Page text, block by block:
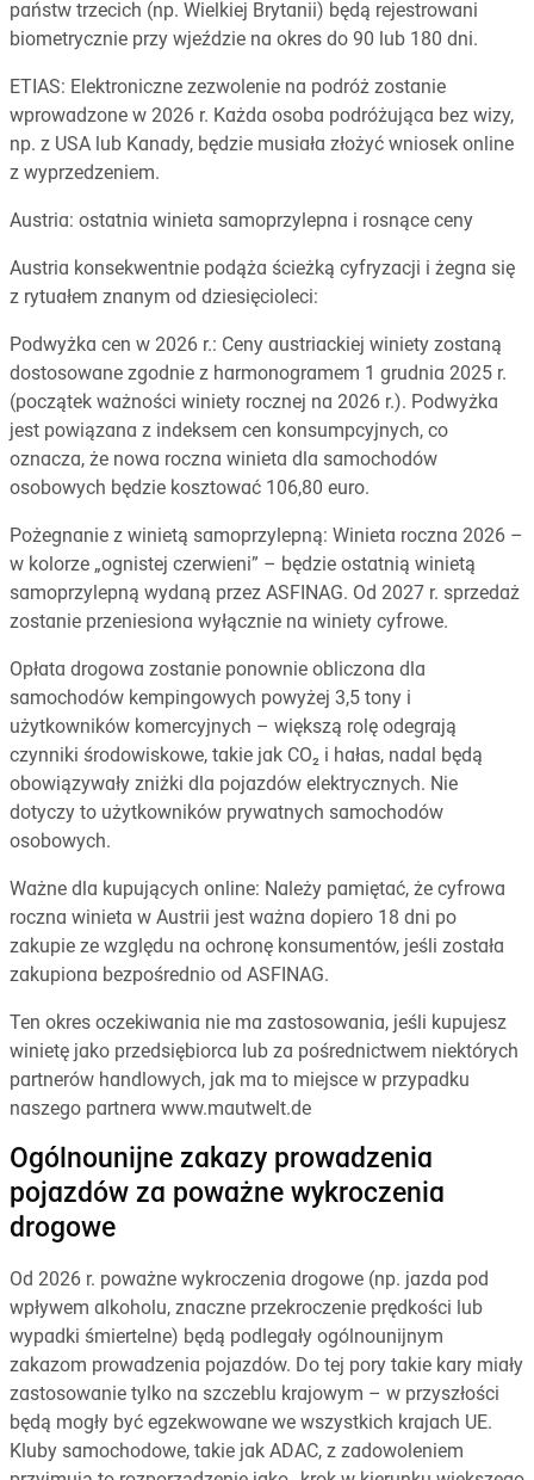
państw trzecich (np. Wielkiej Brytanii) będą rejestrowani
biometrycznie przy wjeździe na okres do 90 lub 180 dni.
ETIAS: Elektroniczne zezwolenie na podróż zostanie
wprowadzone w 2026 r. Każda osoba podróżująca bez wizy,
np. z USA lub Kanady, będzie musiała złożyć wniosek online
z wyprzedzeniem.
Austria: ostatnia winieta samoprzylepna i rosnące ceny
Austria konsekwentnie podąża ścieżką cyfryzacji i żegna się
z rytuałem znanym od dziesięcioleci:
Podwyżka cen w 2026 r.: Ceny austriackiej winiety zostaną
dostosowane zgodnie z harmonogramem 1 grudnia 2025 r.
(początek ważności winiety rocznej na 2026 r.). Podwyżka
jest powiązana z indeksem cen konsumpcyjnych, co
oznacza, że nowa roczna winieta dla samochodów
osobowych będzie kosztować 106,80 euro.
Pożegnanie z winietą samoprzylepną: Winieta roczna 2026 –
w kolorze „ognistej czerwieni” – będzie ostatnią winietą
samoprzylepną wydaną przez ASFINAG. Od 2027 r. sprzedaż
zostanie przeniesiona wyłącznie na winiety cyfrowe.
Opłata drogowa zostanie ponownie obliczona dla
samochodów kempingowych powyżej 3,5 tony i
użytkowników komercyjnych – większą rolę odegrają
czynniki środowiskowe, takie jak CO₂ i hałas, nadal będą
obowiązywały zniżki dla pojazdów elektrycznych. Nie
dotyczy to użytkowników prywatnych samochodów
osobowych.
Ważne dla kupujących online: Należy pamiętać, że cyfrowa
roczna winieta w Austrii jest ważna dopiero 18 dni po
zakupie ze względu na ochronę konsumentów, jeśli została
zakupiona bezpośrednio od ASFINAG.
Ten okres oczekiwania nie ma zastosowania, jeśli kupujesz
winietę jako przedsiębiorca lub za pośrednictwem niektórych
partnerów handlowych, jak ma to miejsce w przypadku
naszego partnera www.mautwelt.de
Ogólnounijne zakazy prowadzenia
pojazdów za poważne wykroczenia
drogowe
Od 2026 r. poważne wykroczenia drogowe (np. jazda pod
wpływem alkoholu, znaczne przekroczenie prędkości lub
wypadki śmiertelne) będą podlegały ogólnounijnym
zakazom prowadzenia pojazdów. Do tej pory takie kary miały
zastosowanie tylko na szczeblu krajowym – w przyszłości
będą mogły być egzekwowane we wszystkich krajach UE.
Kluby samochodowe, takie jak ADAC, z zadowoleniem